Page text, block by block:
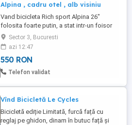
Alpina , cadru otel , alb visiniu
Vand bicicleta Rich sport Alpina 26"
folosita foarte putin, a stat intr-un foisor
mai mult decat a fost folosita. Pret 550 lei .
Sector 3, Bucuresti
azi 12:47
550 RON
Telefon validat
Vînd Bicicletă Le Cycles
Bicicletă ediție Limitată, furcă față cu
reglaj pe ghidon, dinam în butuc față și